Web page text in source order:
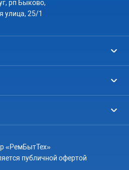
рп Быково,
улица, 25/1
«РемБытТех»
публичной офертой